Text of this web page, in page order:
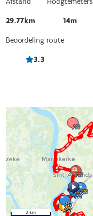
29.77km 14m
Beoordeling route
3.3
2 km